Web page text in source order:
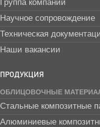
Группа компаний
Научное сопровождение
Техническая
Наши вакансии
ПРОДУКЦИЯ
ОБЛИЦОВОЧНЫЕ
Стальные композитные
Алюминиевые